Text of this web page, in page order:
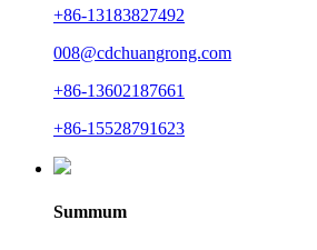
+86-13183827492
008@cdchuangrong.com
+86-13602187661
+86-15528791623
Summum